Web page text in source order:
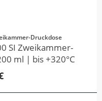
Druckdose
SI Zweikammer-
ml | bis +320°C